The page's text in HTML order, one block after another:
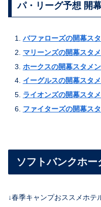
パ・リーグ予想 開
バファローズの開幕ス
マリーンズの開幕スタ
ホークスの開幕スタメ
イーグルスの開幕スタ
ライオンズの開幕スタ
ファイターズの開幕ス
ソフトバンクホ
↓春季キャンプおススメホテ